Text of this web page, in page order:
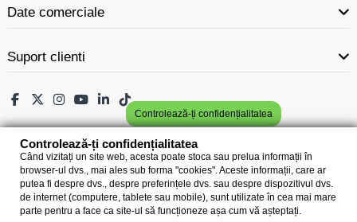
Date comerciale
Suport clienti
Controlează-ți confidențialitatea
Controlează-ți confidențialitatea
Când vizitați un site web, acesta poate stoca sau prelua informații în
browser-ul dvs., mai ales sub forma "cookies". Aceste informații, care ar
putea fi despre dvs., despre preferințele dvs. sau despre dispozitivul dvs.
de internet (computere, tablete sau mobile), sunt utilizate în cea mai mare
parte pentru a face ca site-ul să funcționeze așa cum vă așteptați.